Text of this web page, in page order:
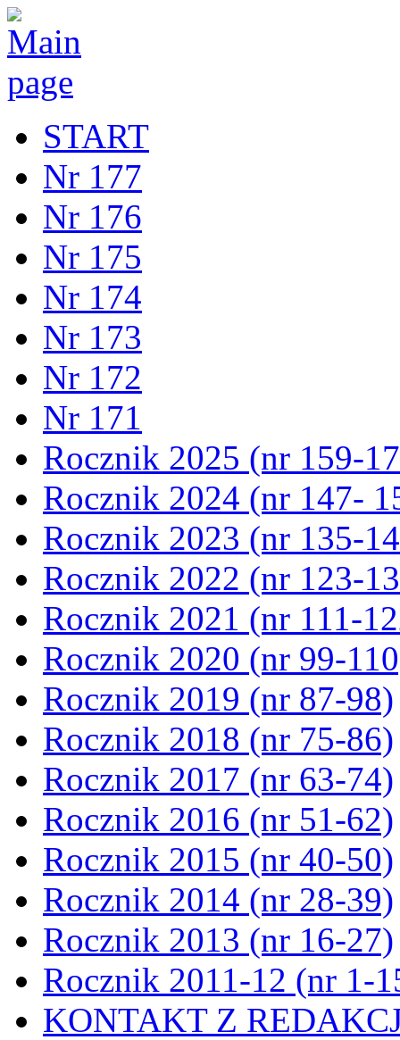
START
Nr 177
Nr 176
Nr 175
Nr 174
Nr 173
Nr 172
Nr 171
Rocznik 2025 (nr 159-
Rocznik 2024 (nr 147-
Rocznik 2023 (nr 135-
Rocznik 2022 (nr 123-
Rocznik 2021 (nr 111-
Rocznik 2020 (nr 99-
Rocznik 2019 (nr 87-98)
Rocznik 2018 (nr 75-86)
Rocznik 2017 (nr 63-74)
Rocznik 2016 (nr 51-62)
Rocznik 2015 (nr 40-50)
Rocznik 2014 (nr 28-39)
Rocznik 2013 (nr 16-27)
Rocznik 2011-12 (nr 1-
KONTAKT Z